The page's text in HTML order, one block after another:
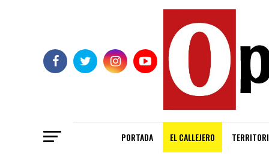
PORTADA EL CALLEJERO